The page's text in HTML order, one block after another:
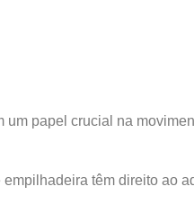
papel crucial na
têm direito ao